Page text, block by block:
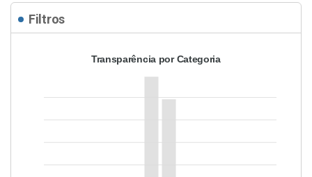
Filtros
Transparência por Categoria